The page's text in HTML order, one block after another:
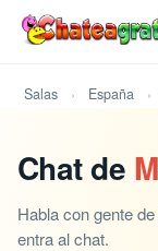
Salas España
Chat de
Habla con gente
entra al chat.